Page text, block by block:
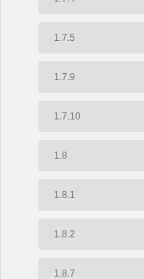
1.7.5
1.7.9
1.7.10
1.8
1.8.1
1.8.2
1.8.7